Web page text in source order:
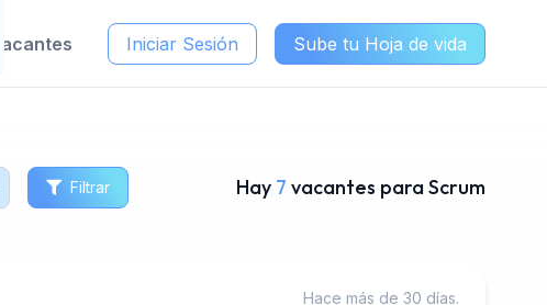
Iniciar Sesión Sube tu Hoja de vida
Filtrar Hay 7 vacantes para Scrum
Hace más de 30 días.